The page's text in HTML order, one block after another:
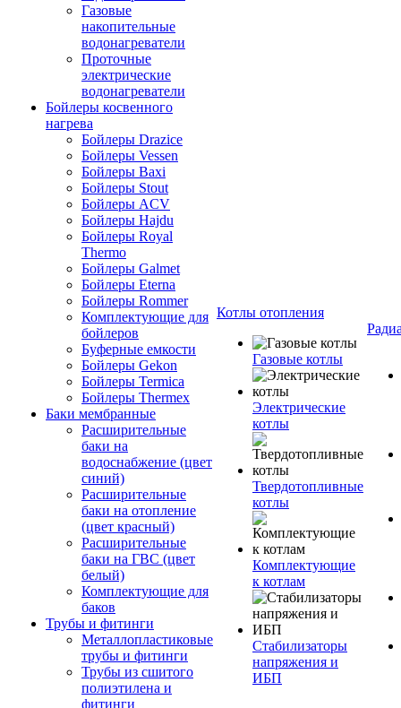
Газовые
накопительные
водонагреватели
Проточные
электрические
водонагреватели
Бойлеры косвенного
нагрева
Бойлеры Drazice
Бойлеры Vessen
Бойлеры Baxi
Бойлеры Stout
Бойлеры ACV
Бойлеры Hajdu
Бойлеры Royal
Thermo
Бойлеры Galmet
Бойлеры Eterna
Бойлеры Rommer
Комплектующие для
бойлеров
Буферные емкости
Бойлеры Gekon
Бойлеры Termica
Бойлеры Thermex
Баки мембранные
Расширительные
баки на
водоснабжение (цвет
синий)
Расширительные
баки на отопление
(цвет красный)
Расширительные
баки на ГВС (цвет
белый)
Комплектующие для
баков
Трубы и фитинги
Металлопластиковые
трубы и фитинги
Трубы из сшитого
полиэтилена и
фитинги
Котлы отопления
Газовые котлы
Электрические
котлы
Твердотопливные
котлы
Комплектующие
к котлам
Стабилизаторы
напряжения и
ИБП